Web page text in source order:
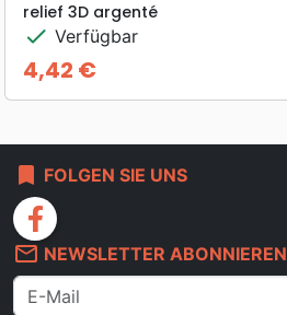
relief 3D argenté
check Verfügbar
Preis
4,42 €
bookmark FOLGEN SIE UNS
facebook
mail_outline NEWSLETTER ABONNIEREN